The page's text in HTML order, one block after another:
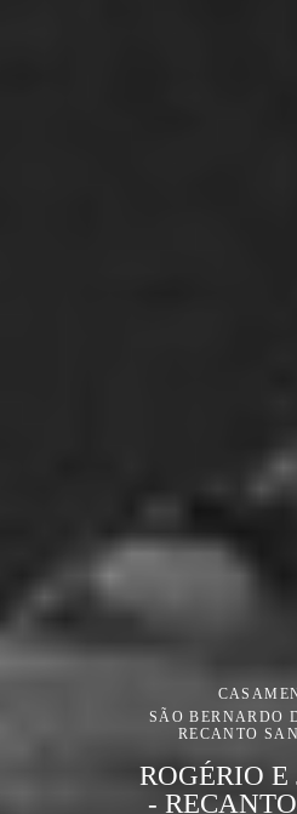
SÃO BERNARDO
RECANTO
ROGÉRIO E
-